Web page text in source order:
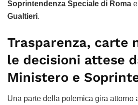
Soprintendenza Speciale di Roma
Gualtieri.
Trasparenza, carte
le decisioni attese
Ministero e
Una parte della polemica gira attorno